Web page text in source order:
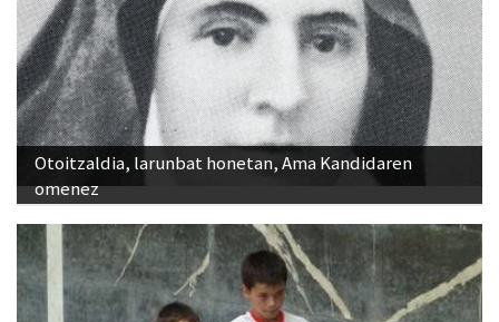
Otoitzaldia, larunbat honetan, Ama Kandidaren
omenez